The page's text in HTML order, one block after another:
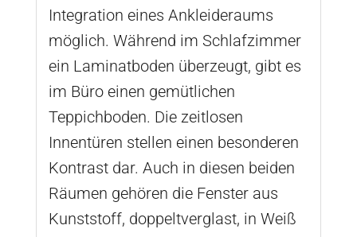
Integration eines Ankleideraums
möglich. Während im Schlafzimmer
ein Laminatboden überzeugt, gibt es
im Büro einen gemütlichen
Teppichboden. Die zeitlosen
Innentüren stellen einen besonderen
Kontrast dar. Auch in diesen beiden
Räumen gehören die Fenster aus
Kunststoff, doppeltverglast, in Weiß